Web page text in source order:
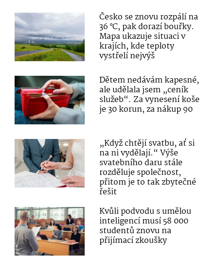
Česko se znovu rozpálí na
36 °C, pak dorazí bouřky.
Mapa ukazuje situaci v
krajích, kde teploty
vystřelí nejvýš
Dětem nedávám kapesné,
ale udělala jsem „ceník
služeb“. Za vynesení koše
je 30 korun, za nákup 90
„Když chtějí svatbu, ať si
na ni vydělají.“ Výše
svatebního daru stále
rozděluje společnost,
přitom je to tak zbytečné
řešit
Kvůli podvodu s umělou
inteligencí musí 58 000
studentů znovu na
přijímací zkoušky